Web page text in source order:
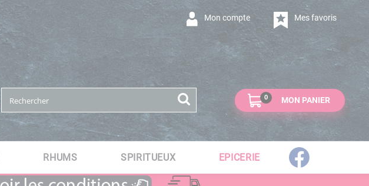
Mes favoris
Mon compte
MON PANIER
0
RHUMS SPIRITUEUX EPICERIE